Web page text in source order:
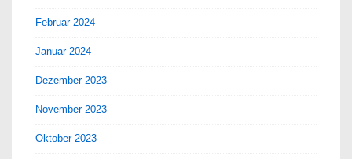
Februar 2024
Januar 2024
Dezember 2023
November 2023
Oktober 2023